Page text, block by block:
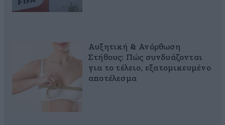
Αυξητική & Ανόρθωση
Στήθους: Πώς συνδυάζονται
για το τέλειο, εξατομικευμένο
αποτέλεσμα